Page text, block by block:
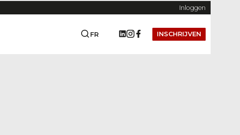
Inloggen
FR INSCHRIJVEN